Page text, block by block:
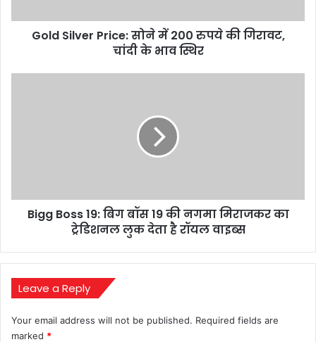
गिरावट,
Gold Silver Price: सोने में 200 रुपये की गिरावट,
चांदी के भाव स्थिर
मिराजकर
रॉयल
वाइब्स
Bigg Boss 19: बिग बॉस 19 की नगमा मिराजकर का
ट्रेडिशनल लुक देता है रॉयल वाइब्स
Leave a Reply
Your email address will not be published. Required fields are
marked *